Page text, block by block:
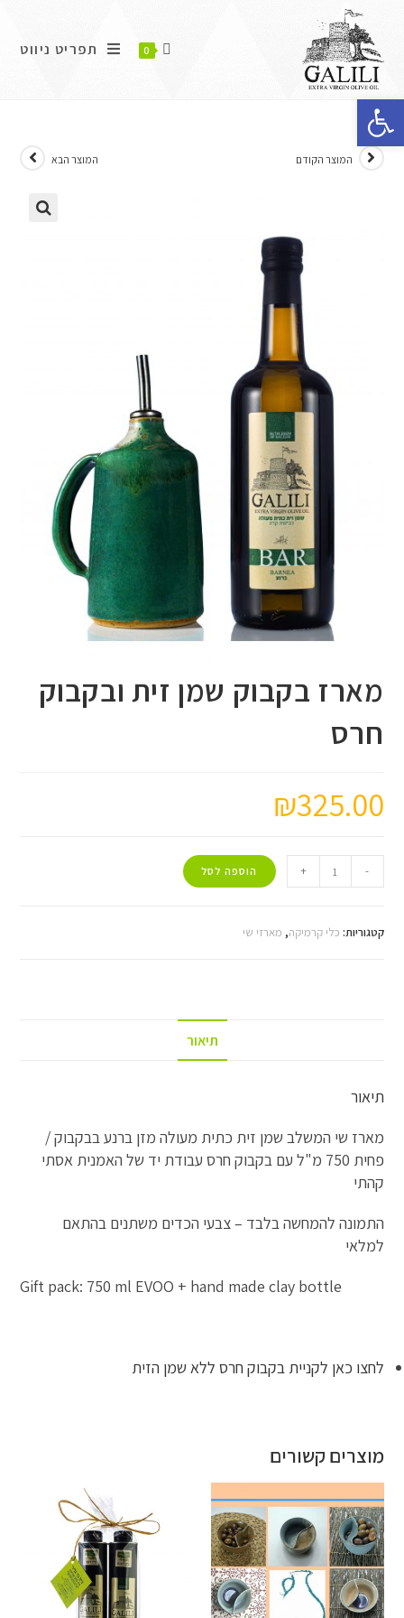
פתח סרגל נגישות
0 תפריט ניווט
המוצר הקודם המוצר הבא
מארז בקבוק שמן זית ובקבוק
חרס
₪325.00
-
+ הוספה לסל
קטגוריות: כלי קרמיקה, מארזי שי
תיאור
תיאור
מארז שי המשלב שמן זית כתית מעולה מזן ברנע בבקבוק /
פחית 750 מ"ל עם בקבוק חרס עבודת יד של האמנית אסתי
קהתי
התמונה להמחשה בלבד – צבעי הכדים משתנים בהתאם
למלאי
Gift pack: 750 ml EVOO + hand made clay bottle
לחצו כאן לקניית בקבוק חרס ללא שמן הזית
מוצרים קשורים